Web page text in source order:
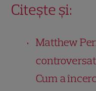
Citește și:
Matthew
Cum a